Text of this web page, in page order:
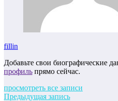
fillin
Добавьте свои биографические
профиль прямо сейчас.
просмотреть все записи
Предыдущая запись